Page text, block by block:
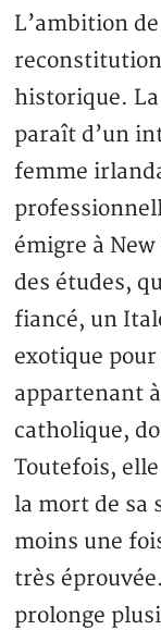
L’ambition
historique.
paraît d’un
femme
émigre à
des études,
fiancé, un
exotique
appartenant
catholique,
Toutefois,
la mort de sa
moins une
très
prolonge